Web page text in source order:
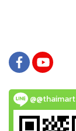
@@thaimart